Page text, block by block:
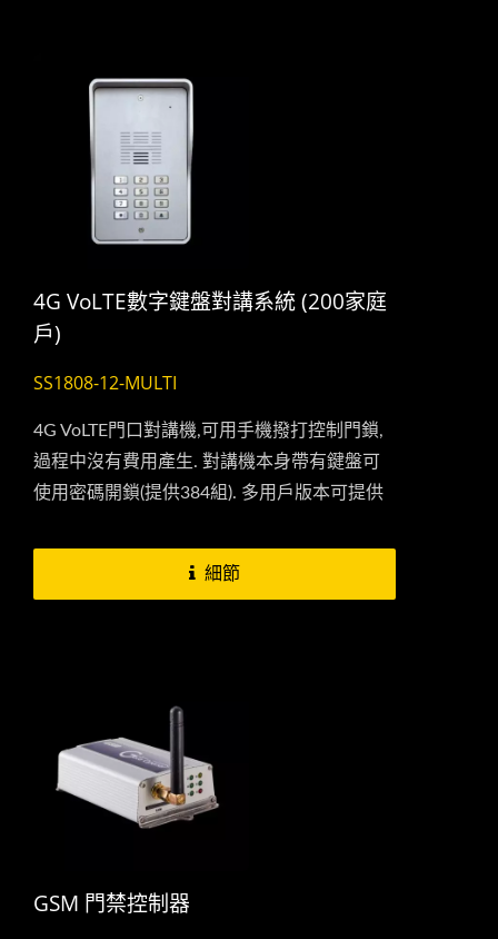
4G VoLTE數字鍵盤對講系統 (200家庭
戶)
SS1808-12-MULTI
4G VoLTE門口對講機,可用手機撥打控制門鎖,
過程中沒有費用產生. 對講機本身帶有鍵盤可
使用密碼開鎖(提供384組). 多用戶版本可提供
細節
GSM 門禁控制器